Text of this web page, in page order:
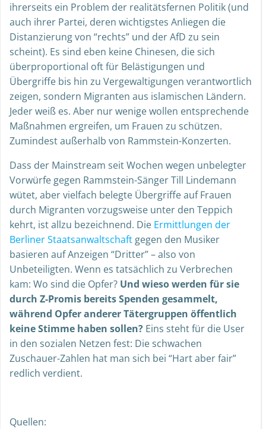
ihrerseits ein Problem der realitätsfernen Politik (und
auch ihrer Partei, deren wichtigstes Anliegen die
Distanzierung von “rechts” und der AfD zu sein
scheint). Es sind eben keine Chinesen, die sich
überproportional oft für Belästigungen und
Übergriffe bis hin zu Vergewaltigungen verantwortlich
zeigen, sondern Migranten aus islamischen Ländern.
Jeder weiß es. Aber nur wenige wollen entsprechende
Maßnahmen ergreifen, um Frauen zu schützen.
Zumindest außerhalb von Rammstein-Konzerten.
Dass der Mainstream seit Wochen wegen unbelegter
Vorwürfe gegen Rammstein-Sänger Till Lindemann
wütet, aber vielfach belegte Übergriffe auf Frauen
durch Migranten vorzugsweise unter den Teppich
kehrt, ist allzu bezeichnend. Die Ermittlungen der
Berliner Staatsanwaltschaft gegen den Musiker
basieren auf Anzeigen “Dritter” – also von
Unbeteiligten. Wenn es tatsächlich zu Verbrechen
kam: Wo sind die Opfer? Und wieso werden für sie
durch Z-Promis bereits Spenden gesammelt,
während Opfer anderer Tätergruppen öffentlich
keine Stimme haben sollen? Eins steht für die User
in den sozialen Netzen fest: Die schwachen
Zuschauer-Zahlen hat man sich bei “Hart aber fair”
redlich verdient.
Quellen: